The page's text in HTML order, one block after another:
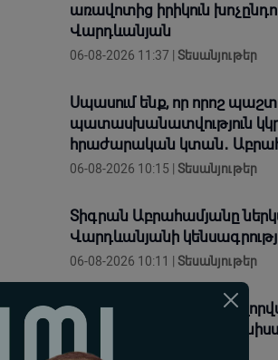
առավոտից իրիկուն
Վարդևանյան
06-08-2026 11:37 | Տեսանյութեր
Սպասում ենք, որ որոշ
պատասխանատվություն
հրաժարական կտան․
06-08-2026 10:15 | Տեսանյութեր
Տիգրան Աբրահամյանը
Վարդևանյանի
06-08-2026 10:11 | Տեսանյութեր
Live. ԿԱՐԵՒՈՐ. Նոր
խորհրդարանի առաջին
շարունակվում է